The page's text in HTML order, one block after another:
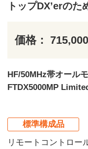
トップDX’erの
価格：
HF/50MHz帯オール
FTDX5000MP
標準構成品
リモートコントロ